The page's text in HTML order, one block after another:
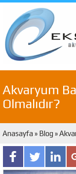
Akvaryum
Olmalıdır?
Anasayfa » Blog »